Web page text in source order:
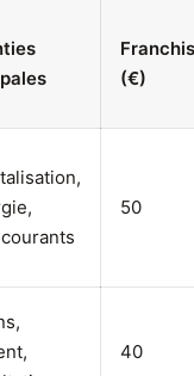
(€)
50
40